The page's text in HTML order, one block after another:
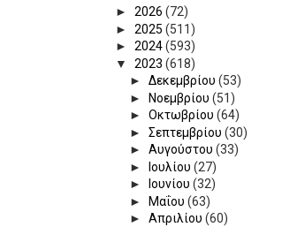
► 2026 (72)
► 2025 (511)
► 2024(593)
▼ 2023 (618)
►Δεκεμβρίου(53)
► Νοεμβρίου(51)
►Οκτωβρίου(64)
►Σεπτεμβρίου(30)
►Αυγούστου(33)
►
Ιουλίου(27)
►
Ιουνίου(32)
► Μαΐου(63)
►Απριλίου(60)